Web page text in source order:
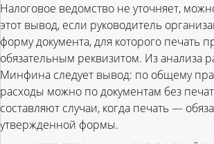
Налоговое ведомство не уточняет,
этот вывод, если руководитель
форму документа, для которого печать
обязательным реквизитом. Из анализа
Минфина следует вывод: по общему
расходы можно по документам без
составляют случаи, когда печать —
утвержденной формы.